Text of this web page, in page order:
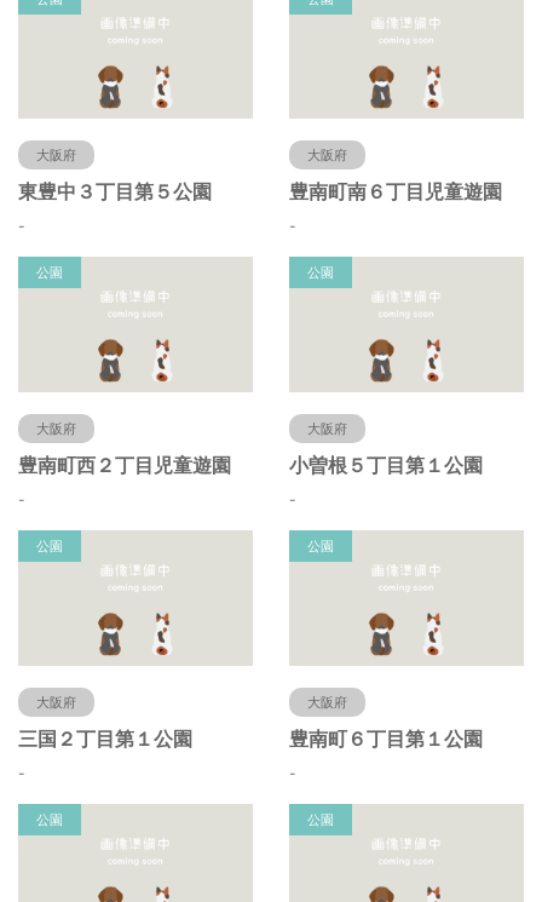
大阪府
東豊中３丁目第５公園
-
大阪府
豊南町南６丁目児童遊園
-
公園
大阪府
豊南町西２丁目児童遊園
-
公園
大阪府
小曽根５丁目第１公園
-
公園
大阪府
三国２丁目第１公園
-
公園
大阪府
豊南町６丁目第１公園
-
公園 公園